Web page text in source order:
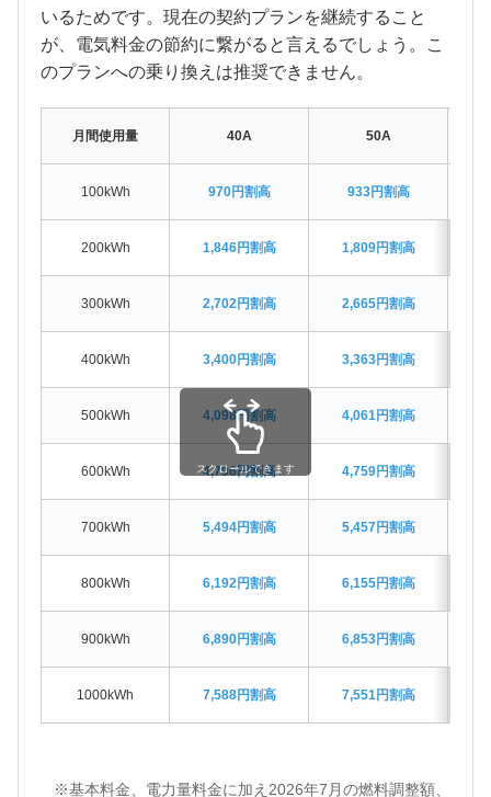
いるためです。現在の契約プランを継続すること
が、電気料金の節約に繋がると言えるでしょう。こ
のプランへの乗り換えは推奨できません。
月間使用量 40A 50A
100kWh 970円割高 933円割高
200kWh 1,846円割高 1,809円割高
300kWh 2,702円割高 2,665円割高
400kWh 3,400円割高 3,363円割高
500kWh 4,098円割高 4,061円割高
600kWh 4,796円割高 4,759円割高
700kWh 5,494円割高 5,457円割高
800kWh 6,192円割高 6,155円割高
900kWh 6,890円割高 6,853円割高
1000kWh 7,588円割高 7,551円割高
スクロールできます
※基本料金、電力量料金に加え2026年7月の燃料調整額、